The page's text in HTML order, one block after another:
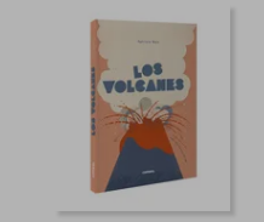
45%
dcto.
$ 41.63